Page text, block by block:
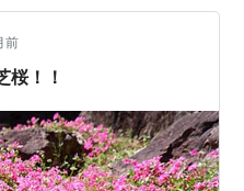
サイ、ホタルブクロ、ト
ませているので、６月に
フジバ…
前
桜！！